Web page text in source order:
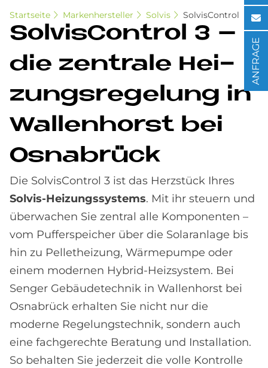
Startseite Markenhersteller Solvis SolvisControl
Sol­vis­Con­trol 3 –
die zen­tra­le Hei­
zungs­re­ge­lung in
Wal­len­horst bei
Os­na­brück
Die SolvisControl 3 ist das Herzstück Ihres
Solvis-Heizungssystems. Mit ihr steuern und
überwachen Sie zentral alle Komponenten –
vom Pufferspeicher über die Solaranlage bis
hin zu Pelletheizung, Wärmepumpe oder
einem modernen Hybrid-Heizsystem. Bei
Senger Gebäudetechnik in Wallenhorst bei
Osnabrück erhalten Sie nicht nur die
moderne Regelungstechnik, sondern auch
eine fachgerechte Beratung und Installation.
So behalten Sie jederzeit die volle Kontrolle
ANFRAGE